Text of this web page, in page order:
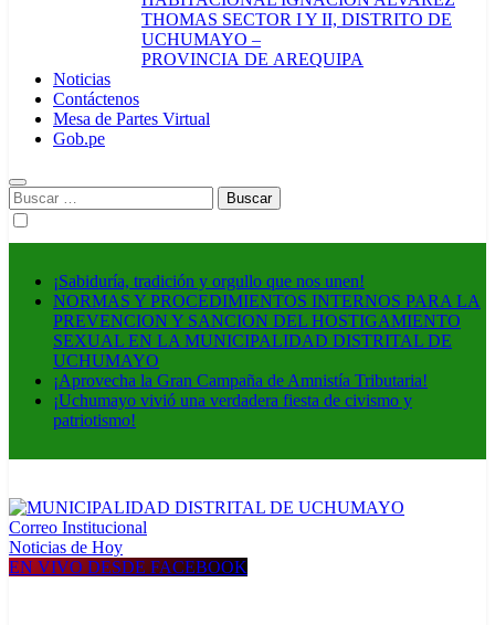
THOMAS SECTOR I Y II, DISTRITO DE
UCHUMAYO –
PROVINCIA DE AREQUIPA
Noticias
Contáctenos
Mesa de Partes Virtual
Gob.pe
Buscar:
¡Sabiduría, tradición y orgullo que nos unen!
NORMAS Y PROCEDIMIENTOS INTERNOS PARA LA
PREVENCION Y SANCION DEL HOSTIGAMIENTO
SEXUAL EN LA MUNICIPALIDAD DISTRITAL DE
UCHUMAYO
¡Aprovecha la Gran Campaña de Amnistía Tributaria!
¡Uchumayo vivió una verdadera fiesta de civismo y
patriotismo!
MUNICIPALIDAD DISTRITAL DE UCHUMAYO
Construyendo una nueva Historia
Correo Institucional
Noticias de Hoy
EN VIVO DESDE FACEBOOK